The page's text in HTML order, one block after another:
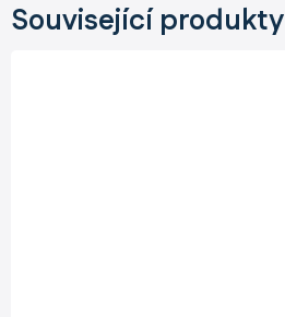
Související produkty